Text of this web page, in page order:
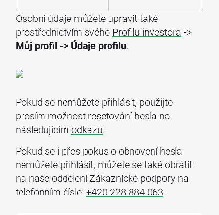
Osobní údaje můžete upravit také
prostřednictvím svého Profilu investora ->
Můj profil -> Údaje profilu.
Pokud se nemůžete přihlásit, použijte
prosím možnost resetování hesla na
následujícím odkazu.
Pokud se i přes pokus o obnovení hesla
nemůžete přihlásit, můžete se také obrátit
na naše oddělení Zákaznické podpory na
telefonním čísle: +420 228 884 063.